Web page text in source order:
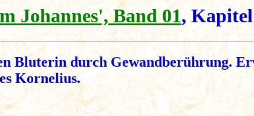
Johannes', Band 01,
Bluterin durch Gewandberührung.
Kornelius.